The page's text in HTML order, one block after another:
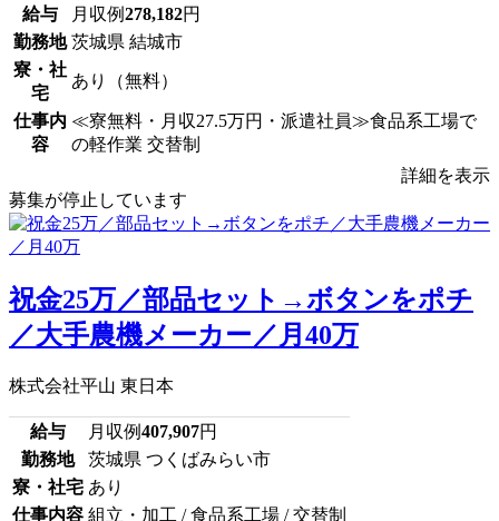
給与 月収例278,182円
勤務地 茨城県 結城市
寮・社
宅
あり（無料）
仕事内
容
≪寮無料・月収27.5万円・派遣社員≫食品系工場で
の軽作業 交替制
詳細を表示
募集が停止しています
祝金25万／部品セット→ボタンをポチ
／大手農機メーカー／月40万
株式会社平山 東日本
給与 月収例407,907円
勤務地
茨城県 つくばみらい市
寮・社宅 あり
仕事内容 組立・加工 / 食品系工場 / 交替制